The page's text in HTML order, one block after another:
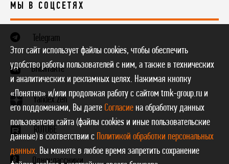
МЫ В СОЦСЕТЯХ
Telegram
ВКонтакте
Yandex.Zen
RUTUBE
Одноклассники
Этот сайт использует файлы cookies, чтобы обеспечить
удобство работы пользователей с ним, а также в технических
и аналитических и рекламных целях. Нажимая кнопку
«Понятно» и/или продолжая работу с сайтом tmk-group.ru и
его поддоменами, Вы даете Согласие на обработку данных
пользователя сайта (файлы cookies и иные пользовательские
данные) в соответствии с Политикой обработки персональных
данных. Вы можете в любое время запретить сохранение